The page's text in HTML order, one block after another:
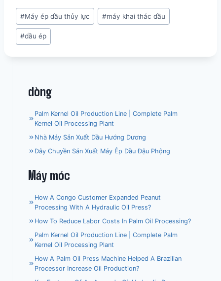
Post
Tags:
#Máy ép dầu thủy lực #máy khai thác dầu
#dầu ép
dòng
Palm Kernel Oil Production Line | Complete Palm
Kernel Oil Processing Plant
Nhà Máy Sản Xuất Dầu Hướng Dương
Dây Chuyền Sản Xuất Máy Ép Dầu Đậu Phộng
Máy móc
How A Congo Customer Expanded Peanut
Processing With A Hydraulic Oil Press?
How To Reduce Labor Costs In Palm Oil Processing?
Palm Kernel Oil Production Line | Complete Palm
Kernel Oil Processing Plant
How A Palm Oil Press Machine Helped A Brazilian
Processor Increase Oil Production?